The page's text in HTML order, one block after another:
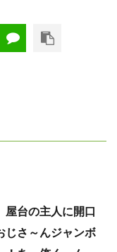
屋台の主人に開口
じさ～んジャンボ